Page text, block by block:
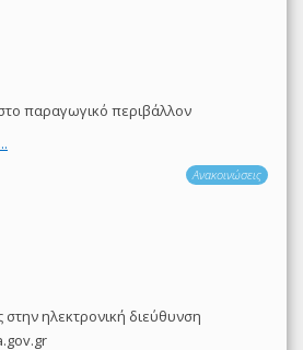
παραγωγικό περιβάλλον
Ανακοινώσεις
στην ηλεκτρονική διεύθυνση